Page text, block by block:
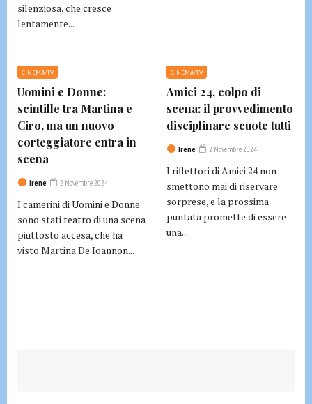
silenziosa, che cresce
lentamente...
CINEMA/TV
Uomini e Donne:
scintille tra Martina e
Ciro, ma un nuovo
corteggiatore entra in
scena
Irene 2 Novembre 2024
I camerini di Uomini e Donne
sono stati teatro di una scena
piuttosto accesa, che ha
visto Martina De Ioannon...
CINEMA/TV
Amici 24, colpo di
scena: il provvedimento
disciplinare scuote tutti
Irene 2 Novembre 2024
I riflettori di Amici 24 non
smettono mai di riservare
sorprese, e la prossima
puntata promette di essere
una...